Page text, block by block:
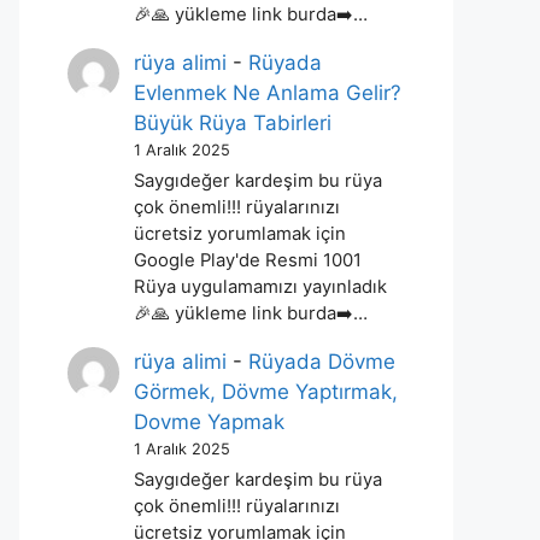
🎉🙏 yükleme link burda➡️…
rüya alimi - Rüyada
Evlenmek Ne Anlama Gelir?
Büyük Rüya Tabirleri
1 Aralık 2025
Saygıdeğer kardeşim bu rüya
çok önemli!!! rüyalarınızı
ücretsiz yorumlamak için
Google Play'de Resmi 1001
Rüya uygulamamızı yayınladık
🎉🙏 yükleme link burda➡️…
rüya alimi - Rüyada Dövme
Görmek, Dövme Yaptırmak,
Dovme Yapmak
1 Aralık 2025
Saygıdeğer kardeşim bu rüya
çok önemli!!! rüyalarınızı
ücretsiz yorumlamak için